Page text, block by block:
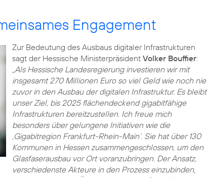
Engagement
Zur Bedeutung des Ausbaus digitaler Infrastrukturen
sagt der Hessische Ministerpräsident Volker Bouffier:
„Als Hessische Landesregierung investieren wir mit
insgesamt 270 Millionen Euro so viel Geld wie noch nie
zuvor in den Ausbau der digitalen Infrastruktur. Es bleibt
unser Ziel, bis 2025 flächendeckend gigabitfähige
Infrastrukturen bereitzustellen. Ich freue mich
besonders über gelungene Initiativen wie die
‚Gigabitregion Frankfurt-Rhein-Main‘. Sie hat über 130
Kommunen in Hessen zusammengeschlossen, um den
Glasfaserausbau vor Ort voranzubringen. Der Ansatz,
verschiedenste Akteure in den Prozess einzubinden,